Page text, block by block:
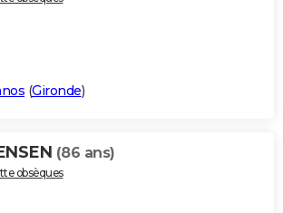
(Gironde)
(86 ans)
obsèques